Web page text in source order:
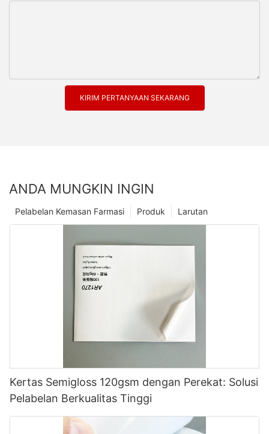
KIRIM PERTANYAAN SEKARANG
ANDA MUNGKIN INGIN
Larutan
Produk
Pelabelan Kemasan Farmasi
Kertas Semigloss 120gsm dengan Perekat: Solusi
Pelabelan Berkualitas Tinggi